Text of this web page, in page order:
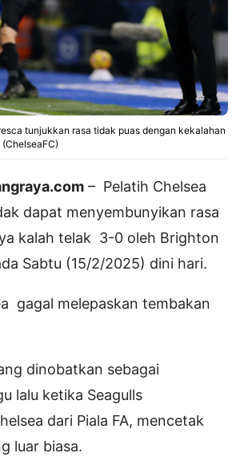
tunjukkan rasa tidak puas dengan kekalahan
– Pelatih Chelsea
dapat menyembunyikan rasa
kalah telak 3-0 oleh Brighton
Sabtu (15/2/2025) dini hari.
gagal melepaskan tembakan
dinobatkan sebagai
lalu ketika Seagulls
dari Piala FA, mencetak
luar biasa.